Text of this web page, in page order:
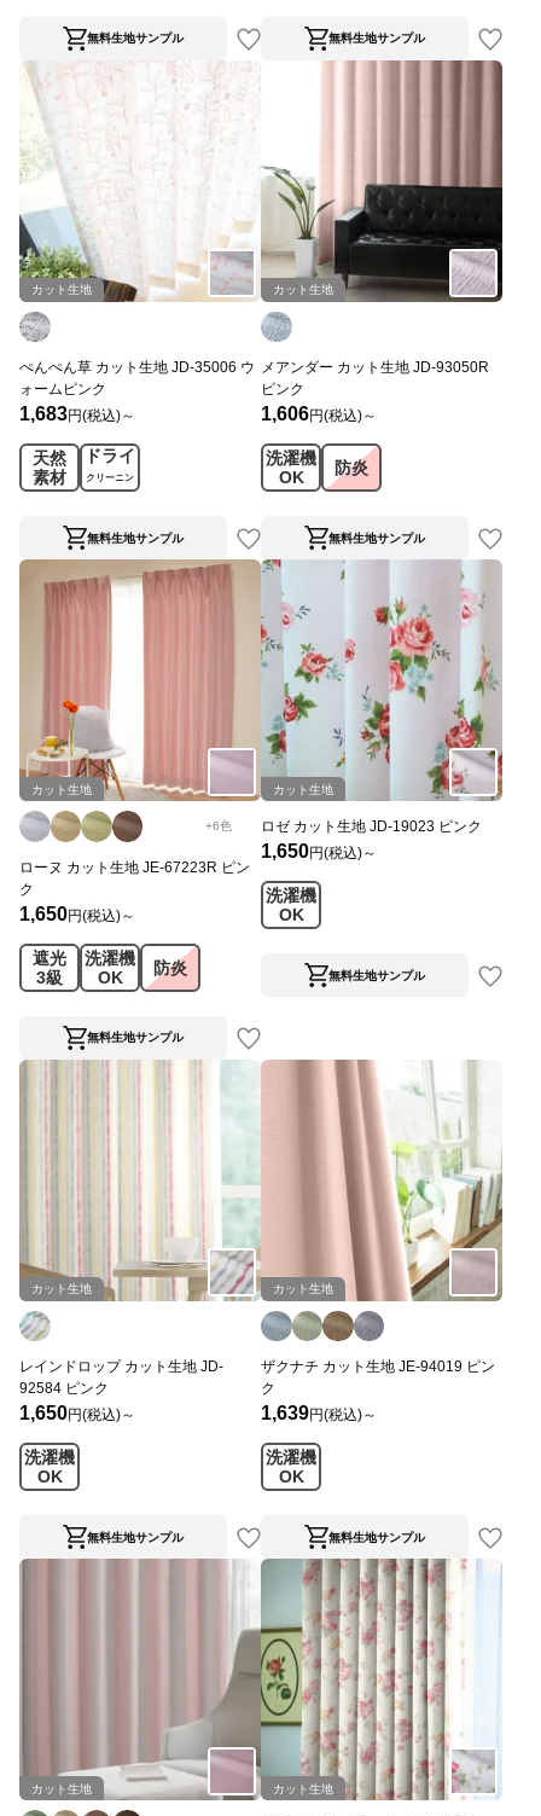
無料生地サンプル 無料生地サンプル
カット生地
ぺんぺん草 カット生地 JD-35006 ウ
ォームピンク
1,683円(税込)～
天然
素材
ドライ
クリーニン
無料生地サンプル
カット生地
メアンダー カット生地 JD-93050R
ピンク
1,606円(税込)～
洗濯機
OK
防炎
無料生地サンプル
カット生地
+6色
ローヌ カット生地 JE-67223R ピン
ク
1,650円(税込)～
遮光
3級
洗濯機
OK
防炎
無料生地サンプル
カット生地
ロゼ カット生地 JD-19023 ピンク
1,650円(税込)～
洗濯機
OK
無料生地サンプル
カット生地
レインドロップ カット生地 JD-
92584 ピンク
1,650円(税込)～
洗濯機
OK
無料生地サンプル
カット生地
ザクナチ カット生地 JE-94019 ピン
ク
1,639円(税込)～
洗濯機
OK
無料生地サンプル
カット生地 カット生地